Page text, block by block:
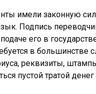
имели законную
Подпись
его в
в
реквизиты,
пустой тратой